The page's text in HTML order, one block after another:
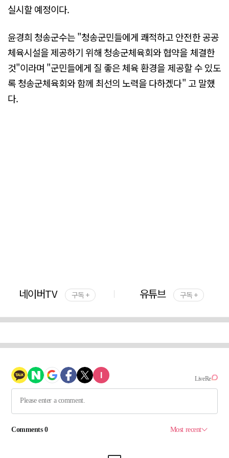
실시할 예정이다.
윤경희 청송군수는 "청송군민들에게 쾌적하고 안전한 공공
체육시설을 제공하기 위해 청송군체육회와 협약을 체결한
것"이라며 "군민들에게 질 좋은 체육 환경을 제공할 수 있도
록 청송군체육회와 함께 최선의 노력을 다하겠다" 고 말했
다.
네이버TV 구독 + 유튜브 구독 +